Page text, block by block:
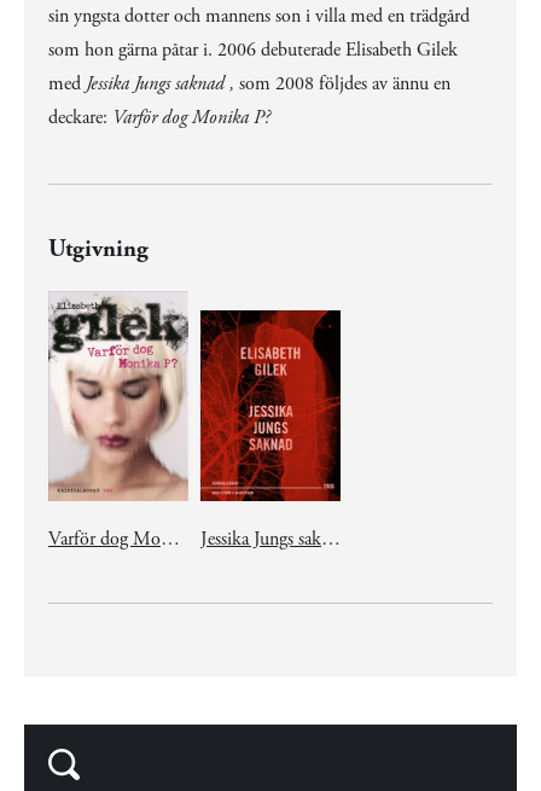
sin yngsta dotter och mannens son i villa med en trädgård
som hon gärna påtar i. 2006 debuterade Elisabeth Gilek
med Jessika Jungs saknad , som 2008 följdes av ännu en
deckare: Varför dog Monika P?
Utgivning
Varför dog Monika P? Jessika Jungs saknad